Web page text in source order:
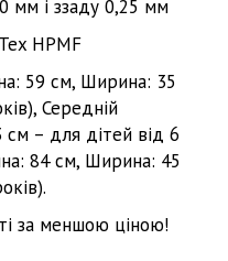
мм і ззаду 0,25 мм
HPMF
59 см, Ширина: 35
Середній
– для дітей від 6
84 см, Ширина: 45
за меншою ціною!